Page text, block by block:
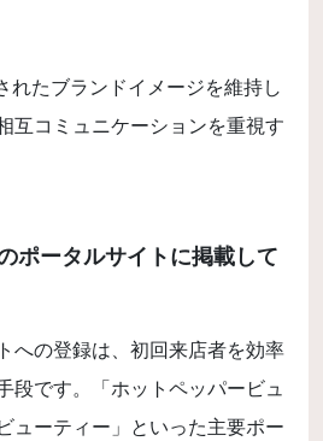
れたブランドイメージを維持し
互コミュニケーションを重視す
ータルサイトに掲載して
への登録は、初回来店者を効率
段です。「ホットペッパービュ
ューティー」といった主要ポー